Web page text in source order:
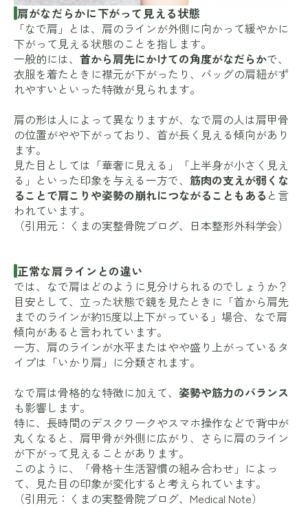
肩がなだらかに下がって見える状態
「なで肩」とは、肩のラインが外側に向かって緩やかに
下がって見える状態のことを指します。
一般的には、 首から肩先にかけての角度がなだらかで、
衣服を着たときに襟元が下がったり、バッグの肩紐がず
れやすいといった特徴が見られます。
肩の形は人によって異なりますが、なで肩の人は肩甲骨
の位置がやや下がっており、首が長く見える傾向があり
ます。
見た目としては「華奢に見える」「上半身が小さく見え
る」といった印象を与える一方で、 筋肉の支えが弱くな
ることで肩こりや姿勢の崩れにつながることもある と言
われています。
（引用元： くまの実整骨院ブログ、 日本整形外科学会）
正常な肩ラインとの違い
では、なで肩はどのように見分けられるのでしょうか？
目安として、立った状態で鏡を見たときに「首から肩先
までのラインが約15度以上下がっている」場合、なで肩
傾向があると言われています。
一方、肩のラインが水平またはやや盛り上がっているタ
イプは「いかり肩」に分類されます。
なで肩は骨格的な特徴に加えて、 姿勢や筋力のバランス
も影響します。
特に、長時間のデスクワークやスマホ操作などで背中が
丸くなると、肩甲骨が外側に広がり、さらに肩のライン
が下がって見えることがあります。
このように、「骨格＋生活習慣の組み合わせ」によっ
て、見た目の印象が変化すると考えられています。
（引用元： くまの実整骨院ブログ、 Medical Note）